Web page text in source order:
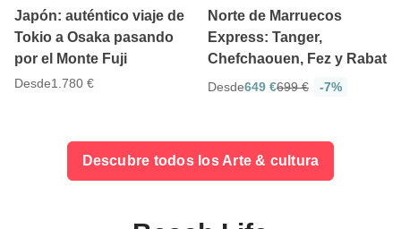
Japón: auténtico viaje de
Tokio a Osaka pasando
por el Monte Fuji
Desde1.780 €
Norte de Marruecos
Express: Tanger,
Chefchaouen, Fez y Rabat
Desde649 €699 € -7%
Descubre todos los Arte & cultura